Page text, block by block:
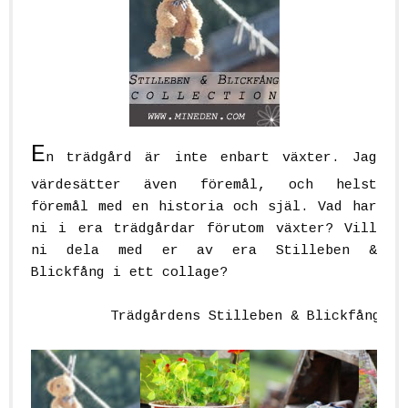
En trädgård är inte enbart växter. Jag
värdesätter även föremål, och helst
föremål med en historia och själ. Vad har
ni i era trädgårdar förutom växter? Vill
ni dela med er av era Stilleben &
Blickfång i ett collage?
Trädgårdens Stilleben & Blickfång: